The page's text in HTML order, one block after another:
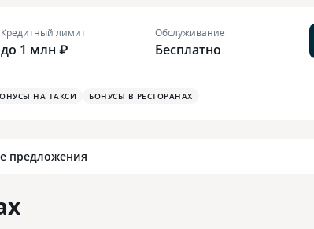
Кредитный лимит
до 1 млн ₽
Обслуживание
Бесплатно
НА ТАКСИ БОНУСЫ В РЕСТОРАНАХ
предложения